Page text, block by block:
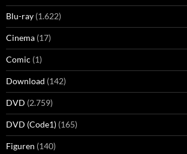
Blu-ray (1.622)
Cinema (17)
Comic (1)
Download (142)
DVD (2.759)
DVD (Code1) (165)
Figuren (140)